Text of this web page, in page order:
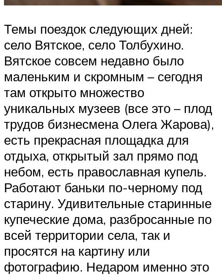
Темы поездок следующих дней:
село Вятское, село Толбухино.
Вятское совсем недавно было
маленьким и скромным – сегодня
там открыто множество
уникальных музеев (все это – плод
трудов бизнесмена Олега Жарова),
есть прекрасная площадка для
отдыха, открытый зал прямо под
небом, есть православная купель.
Работают баньки по-черному под
старину. Удивительные старинные
купеческие дома, разбросанные по
всей территории села, так и
просятся на картину или
фотографию. Недаром именно это